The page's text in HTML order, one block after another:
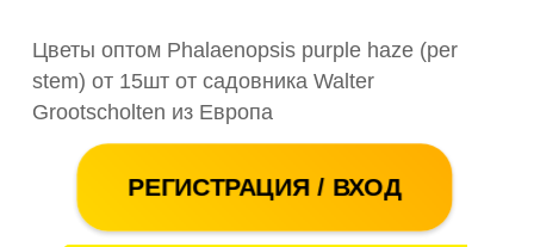
Цветы оптом Phalaenopsis purple haze (per
stem) от 15шт от садовника Walter
Grootscholten из Европа
РЕГИСТРАЦИЯ / ВХОД